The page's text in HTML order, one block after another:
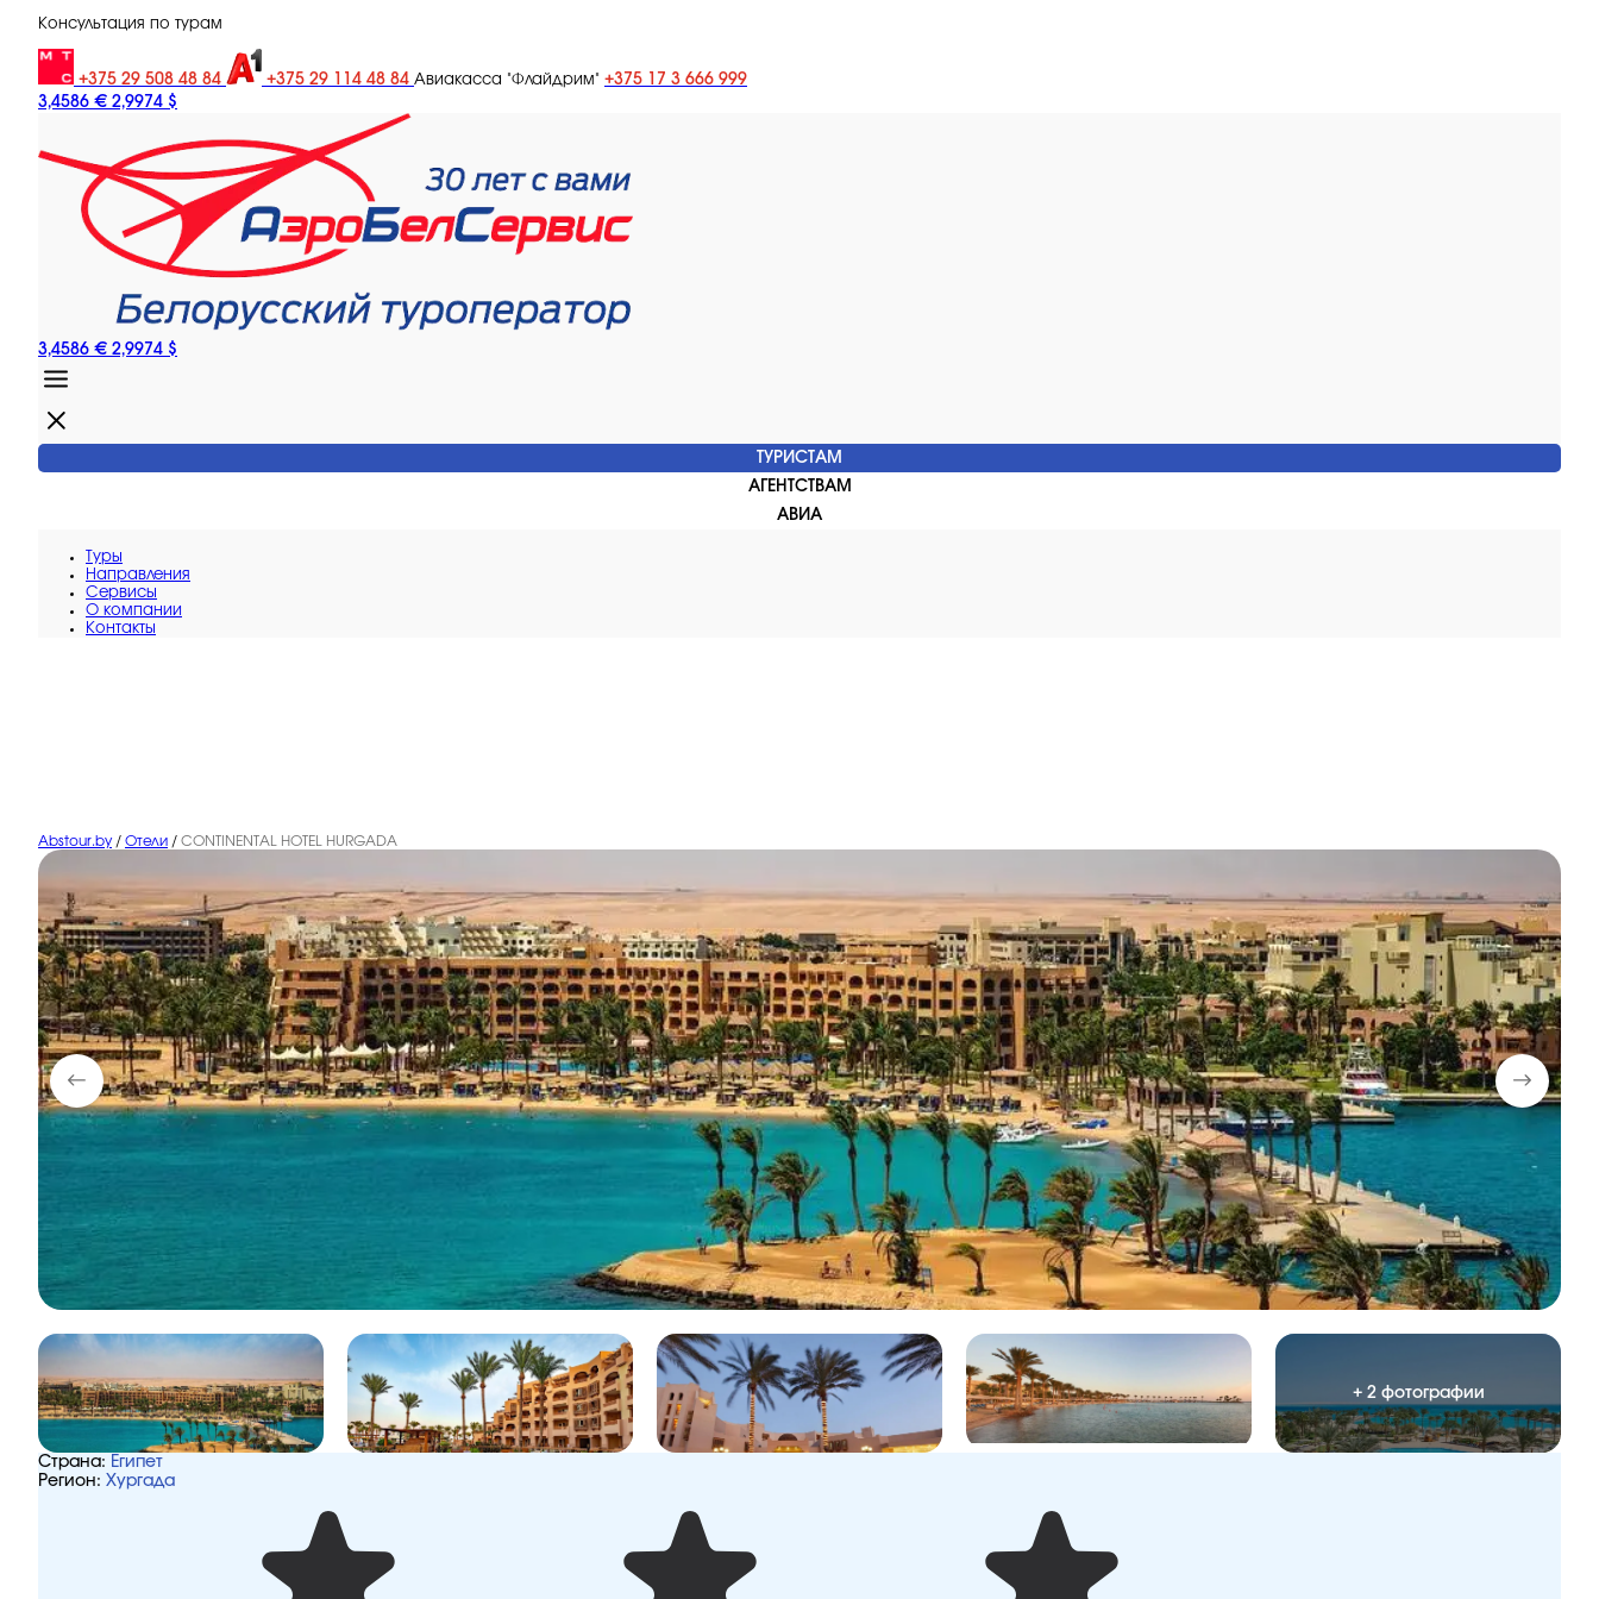
Консультация по турам
+375 29 508 48 84 +375 29 114 48 84 Авиакасса "Флайдрим" +375 17 3 666 999
3,4586 € 2,9974 $
3,4586 € 2,9974 $
ТУРИСТАМ
АГЕНТСТВАМ
АВИА
Туры
Направления
Сервисы
O компании
Контакты
Abstour.by / Отели / CONTINENTAL HOTEL HURGADA
+ 2 фотографии
Страна: Египет
Регион: Хургада